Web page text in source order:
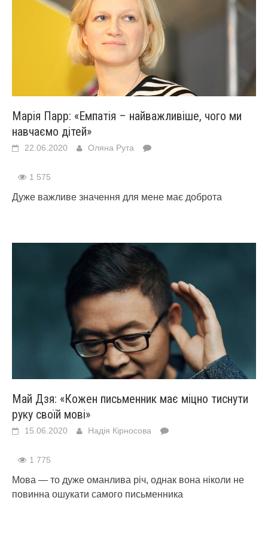
Марія Парр: «Емпатія – найважливіше, чого ми
навчаємо дітей»
22.06.2020 Оляна Рута
1 575
Дуже важливе значення для мене має доброта
Май Дзя: «Кожен письменник має міцно тиснути
руку своїй мові»
15.06.2020 Надія Кірносова
1 775
Мова — то дуже оманлива річ, однак вона ніколи не
повинна ошукати самого письменника